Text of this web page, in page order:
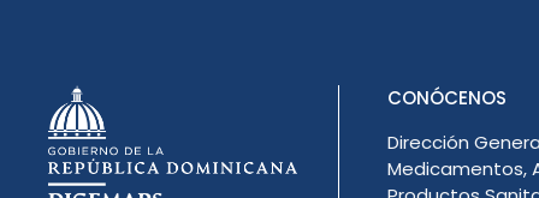
CONÓCENOS
Dirección
Medicamentos,